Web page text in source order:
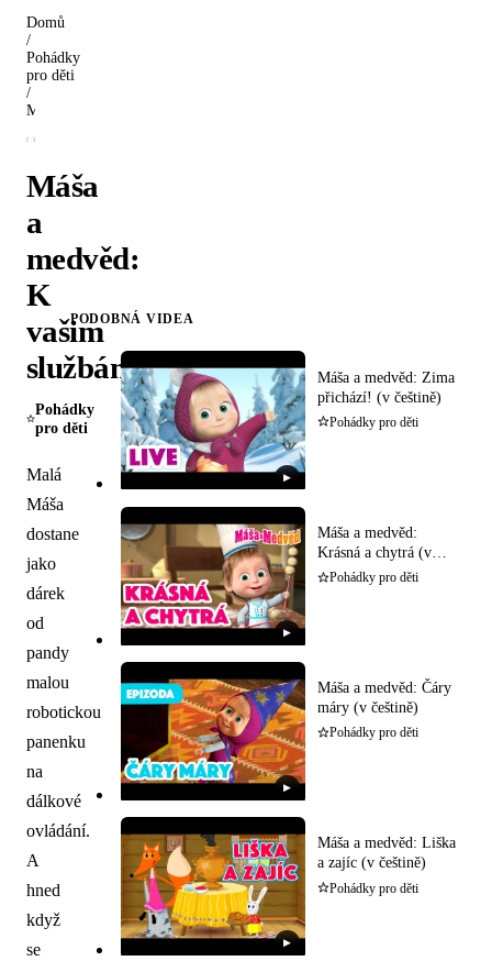
Domů
/
Pohádky
pro děti
/
Máša
a
medvěd:
K
vašim
službám
Pohádky
pro děti
Malá
Máša
dostane
jako
dárek
od
pandy
malou
robotickou
panenku
na
dálkové
ovládání.
A
hned
když
se
PODOBNÁ VIDEA
▶
Máša a medvěd: Zima
přichází! (v češtině)
Pohádky pro děti
▶
Máša a medvěd:
Krásná a chytrá (v
češtině)
Pohádky pro děti
▶
Máša a medvěd: Čáry
máry (v češtině)
Pohádky pro děti
▶
Máša a medvěd: Liška
a zajíc (v češtině)
Pohádky pro děti